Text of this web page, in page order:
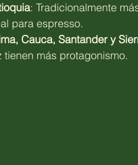
: Tradicionalmente
para espresso.
Cauca, Santander y
tienen más protagonismo.